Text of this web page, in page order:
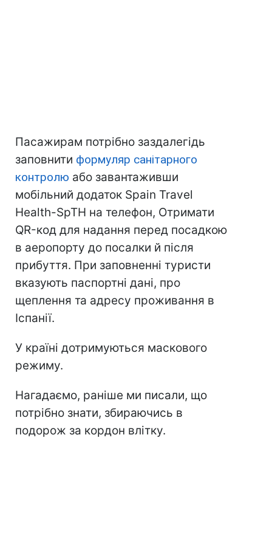
Пасажирам потрібно заздалегідь
заповнити формуляр санітарного
контролю або завантаживши
мобільний додаток Spain Travel
Health-SpTH на телефон, Отримати
QR-код для надання перед посадкою
в аеропорту до посалки й після
прибуття. При заповненні туристи
вказують паспортні дані, про
щеплення та адресу проживання в
Іспанії.
У країні дотримуються маскового
режиму.
Нагадаємо, раніше ми писали, що
потрібно знати, збираючись в
подорож за кордон влітку.